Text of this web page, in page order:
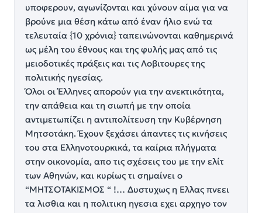
υποφερουν, αγωνίζονται και χύνουν αίμα για να
βρούνε μια θέση κάτω από έναν ήλιο ενώ τα
τελευταία {10 χρόνια} ταπεινώνονται καθημερινά
ως μέλη του έθνους και της φυλής μας από τις
μειοδοτικές πράξεις και τις Λοβιτουρες της
πολιτικής ηγεσίας.
Όλοι οι Έλληνες απορούν για την ανεκτικότητα,
την απάθεια και τη σιωπή με την οποία
αντιμετωπίζει η αντιπολίτευση την Κυβέρνηση
Μητσοτάκη. Έχουν ξεχάσει άπαντες τις κινήσεις
του στα Ελληνοτουρκικά, τα καίρια πλήγματα
στην οικονομία, απο τις σχέσεις του με την ελίτ
των Αθηνών, και κυρίως τι σημαίνει ο
“ΜΗΤΣΟΤΑΚΙΣΜΟΣ “ !… Δυστυχως η Ελλας πνεει
τα λισθια και η πολιτικη ηγεσια εχει αρχηγο τον